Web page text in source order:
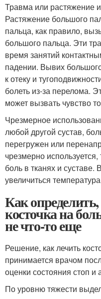
Травма или растяжение
Растяжение большого
пальца, как правило,
большого пальца. Эти
время занятий
падении. Вывих
к отеку и
болеть из-за перелома.
может вызвать чувство
Чрезмерное
любой другой сустав,
перегружен или
чрезмерно
боль в тканях и
увеличиться
Как
косточка на
не что-то еще
Решение, как лечить
принимается врачом
оценки состояния стоп
По уровню тяжести